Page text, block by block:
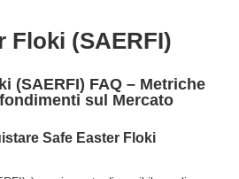
Floki (SAERFI)
(SAERFI) FAQ – Metriche
sul Mercato
Safe Easter Floki